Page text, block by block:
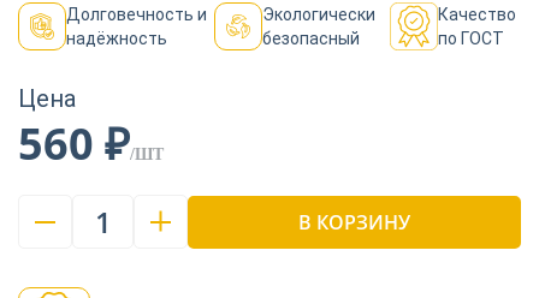
Инструменты
дерева
Строительство
Долговечность и
надёжность
Экологически
безопасный
Качество
по ГОСТ
Цена
560 ₽/ШТ
1 В КОРЗИНУ